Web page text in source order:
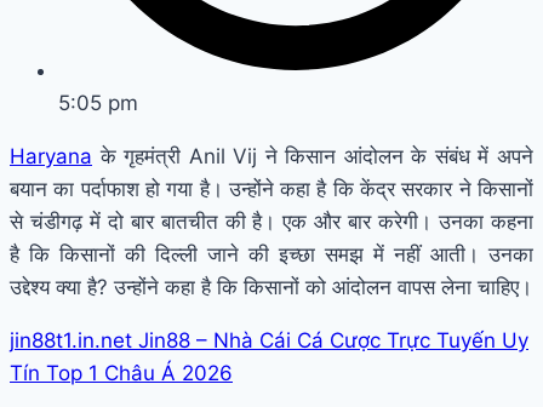
5:05 pm
Haryana के गृहमंत्री Anil Vij ने किसान आंदोलन के संबंध में अपने
बयान का पर्दाफाश हो गया है। उन्होंने कहा है कि केंद्र सरकार ने किसानों
से चंडीगढ़ में दो बार बातचीत की है। एक और बार करेगी। उनका कहना
है कि किसानों की दिल्ली जाने की इच्छा समझ में नहीं आती। उनका
उद्देश्य क्या है? उन्होंने कहा है कि किसानों को आंदोलन वापस लेना चाहिए।
jin88t1.in.net Jin88 – Nhà Cái Cá Cược Trực Tuyến Uy
Tín Top 1 Châu Á 2026